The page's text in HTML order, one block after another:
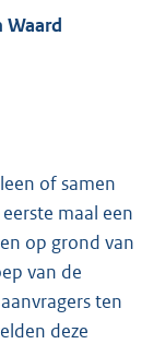
Waard
of samen
maal een
op grond van
van de
ten
deze